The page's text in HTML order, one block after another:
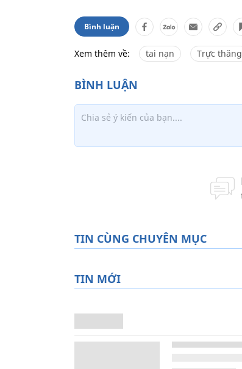
Bình luận
Xem thêm về: tai nạn Trực thăng
TIN CÙNG CHUYÊN MỤC
TIN MỚI